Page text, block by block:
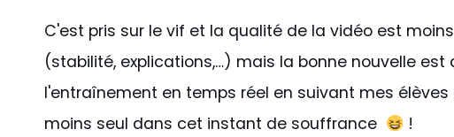
C'est pris sur le vif et la qualité de la vidéo est
(stabilité, explications,…) mais la bonne nouvelle est
l'entraînement en temps réel en suivant mes élèves
moins seul dans cet instant de souffrance
!